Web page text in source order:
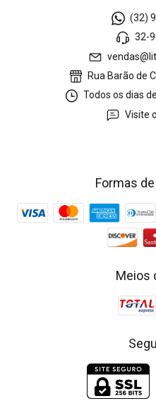
(32)
32-
Rua Barão de
Todos os dias
Visite
Formas
Meios